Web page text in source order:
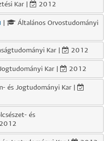
Kar |
2012
Általános Orvostudományi
Kar | 2012
Kar | 2012
és Jogtudományi Kar |
és
2012